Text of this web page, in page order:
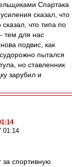
Спартака
сказал, что
что типа по
тем для нас
подвис, как
пытался
но ставленник
зарубил и
01:14
за спортивную